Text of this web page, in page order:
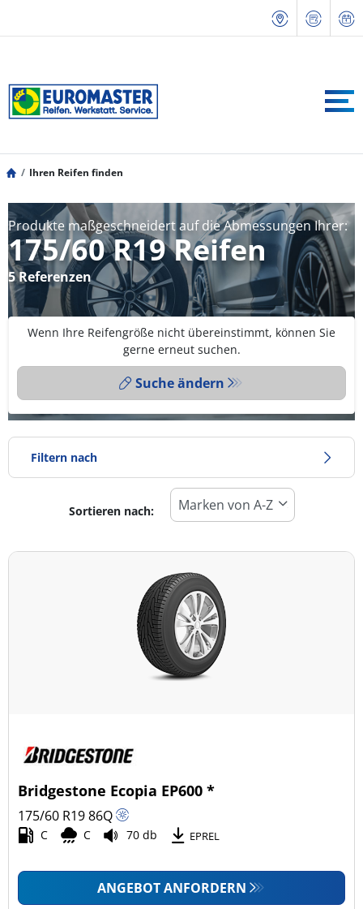
Ihren Reifen finden
Produkte maßgeschneidert auf die Abmessungen Ihrer:
175/60 R19 Reifen
5 Referenzen
Wenn Ihre Reifengröße nicht übereinstimmt, können Sie
gerne erneut suchen.
Suche ändern
Filtern nach
Reifentyp
Alle Arten (5)
Ganzjahresreifen (0)
Pkw (5)
Transporter (0)
Wohnmobil (0)
Sortieren nach:
Bridgestone Ecopia EP600 *
175/60 R1986Q
C C 70 db EPREL
ANGEBOT ANFORDERN